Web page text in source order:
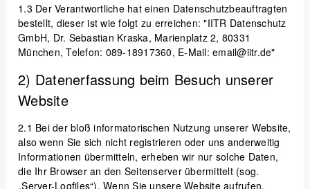
1.3 Der Verantwortliche hat einen Datenschutzbeauftragten
bestellt, dieser ist wie folgt zu erreichen: "IITR Datenschutz
GmbH, Dr. Sebastian Kraska, Marienplatz 2, 80331
München, Telefon: 089-18917360, E-Mail: email@iitr.de"
2) Datenerfassung beim Besuch unserer
Website
2.1 Bei der bloß informatorischen Nutzung unserer Website,
also wenn Sie sich nicht registrieren oder uns anderweitig
Informationen übermitteln, erheben wir nur solche Daten,
die Ihr Browser an den Seitenserver übermittelt (sog.
„Server-Logfiles“). Wenn Sie unsere Website aufrufen,